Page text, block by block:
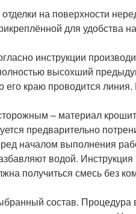
на поверхности
для удобства
инструкции
высохший
его краю проводится
– материал
предварительно
началом выполнения
водой.
получиться смесь без
состав. Процедура